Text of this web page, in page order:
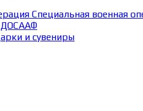
Специальная военная
ДОСААФ
и сувениры